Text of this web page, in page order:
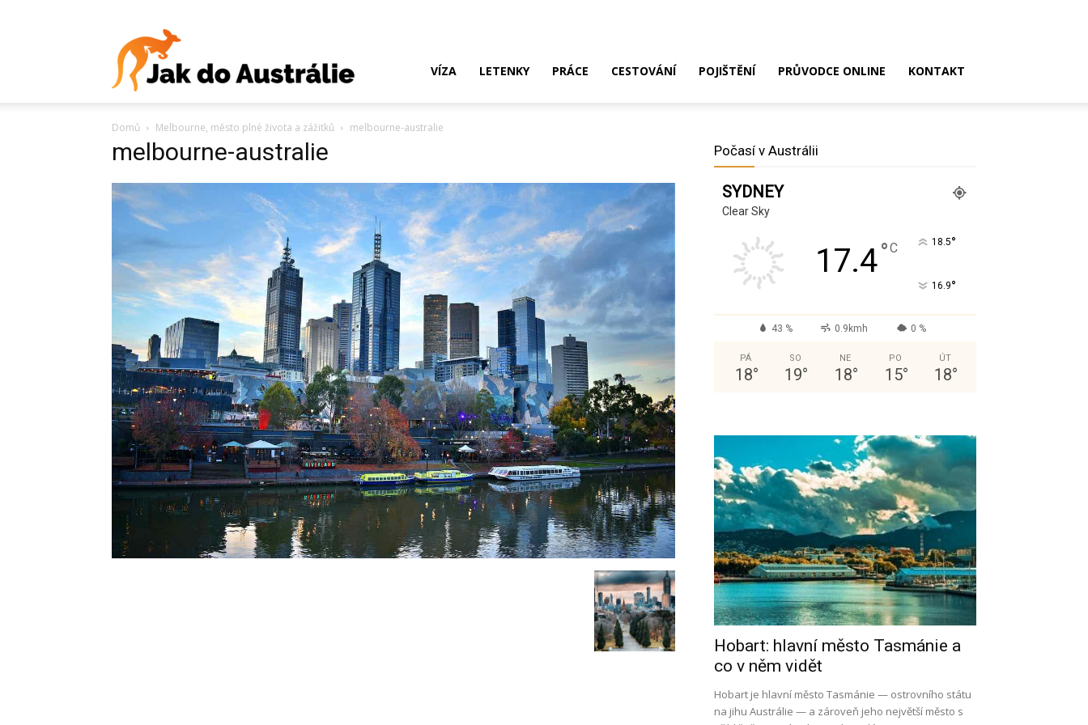
Austrálie?
Víza,
letenky,
studium
VÍZA LETENKY PRÁCE CESTOVÁNÍ POJIŠTĚNÍ PRŮVODCE ONLINE KONTAKT
Domů Melbourne, město plné života a zážitků melbourne-australie
melbourne-australie Počasí v Austrálii
SYDNEY
Clear Sky
17.4°C 18.5°
16.9°
43 % 0.9kmh 0 %
PÁ
18°
SO
19°
NE
18°
PO
15°
ÚT
18°
Hobart: hlavní město Tasmánie a
co v něm vidět
Hobart je hlavní město Tasmánie — ostrovního státu
na jihu Austrálie — a zároveň jeho největší město s